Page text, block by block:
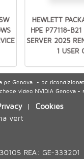
HEWLETT
HPE P77118-
SERVER 2025
1 USER
Genova - pc
video NVIDIA Genova -
| Cookies
vert
REA: GE-333201